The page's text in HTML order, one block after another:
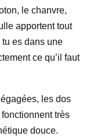
le chanvre,
apportent tout
es dans une
ce qu’il faut
les dos
très
douce.